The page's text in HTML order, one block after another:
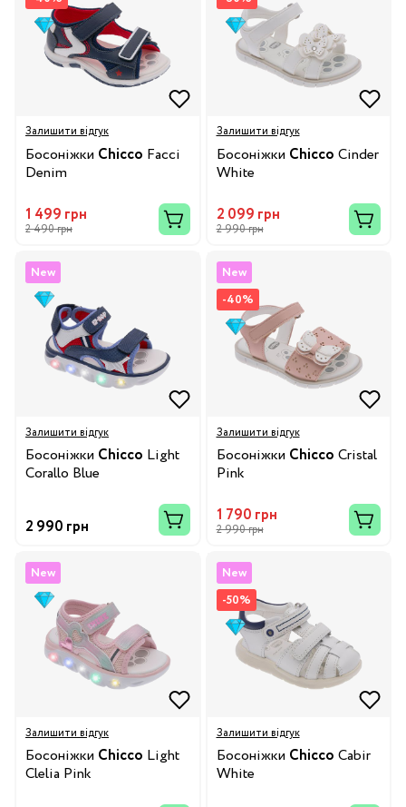
Залишити відгук
Босоніжки Chicco Facci
Denim
1 499 грн
2 490 грн
Залишити відгук
Босоніжки Chicco Cinder
White
2 099 грн
2 990 грн
New
Залишити відгук
Босоніжки Chicco Light
Corallo Blue
2 990 грн
New
-40%
Залишити відгук
Босоніжки Chicco Cristal
Pink
1 790 грн
2 990 грн
New
Залишити відгук
Босоніжки Chicco Light
Clelia Pink
New
-50%
Залишити відгук
Босоніжки Chicco Cabir
White